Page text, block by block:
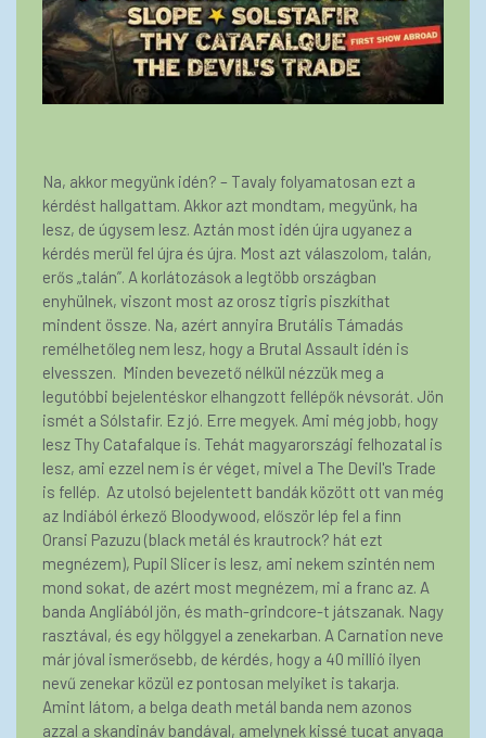
Na, akkor megyünk idén? – Tavaly folyamatosan ezt a
kérdést hallgattam. Akkor azt mondtam, megyünk, ha
lesz, de úgysem lesz. Aztán most idén újra ugyanez a
kérdés merül fel újra és újra. Most azt válaszolom, talán,
erős „talán”. A korlátozások a legtöbb országban
enyhülnek, viszont most az orosz tigris piszkíthat
mindent össze. Na, azért annyira Brutális Támadás
remélhetőleg nem lesz, hogy a Brutal Assault idén is
elvesszen. Minden bevezető nélkül nézzük meg a
legutóbbi bejelentéskor elhangzott fellépők névsorát. Jön
ismét a Sólstafir. Ez jó. Erre megyek. Ami még jobb, hogy
lesz Thy Catafalque is. Tehát magyarországi felhozatal is
lesz, ami ezzel nem is ér véget, mivel a The Devil's Trade
is fellép. Az utolsó bejelentett bandák között ott van még
az Indiából érkező Bloodywood, először lép fel a finn
Oransi Pazuzu (black metál és krautrock? hát ezt
megnézem), Pupil Slicer is lesz, ami nekem szintén nem
mond sokat, de azért most megnézem, mi a franc az. A
banda Angliából jön, és math-grindcore-t játszanak. Nagy
rasztával, és egy hölggyel a zenekarban. A Carnation neve
már jóval ismerősebb, de kérdés, hogy a 40 millió ilyen
nevű zenekar közül ez pontosan melyiket is takarja.
Amint látom, a belga death metál banda nem azonos
azzal a skandináv bandával, amelynek kissé tucat anyaga